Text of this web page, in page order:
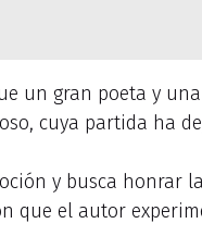
un gran poeta y
cuya partida ha
y busca honrar
que el autor